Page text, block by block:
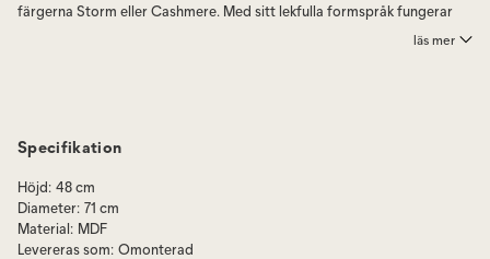
färgerna Storm eller Cashmere. Med sitt lekfulla formspråk fungerar
det både som en dekorativ inredningsdetalj och som ett praktiskt bord
läs mer
Specifikation
Höjd: 48 cm
Diameter: 71 cm
Material: MDF
Levereras som: Omonterad